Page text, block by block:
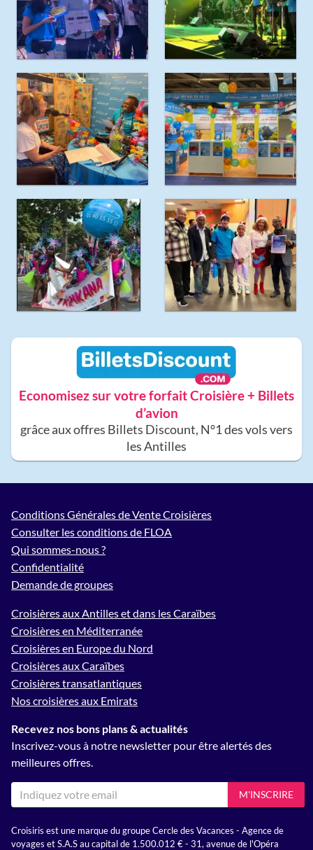
Economisez sur votre forfait Croisière + Billets
d’avion
grâce aux offres Billets Discount, N°1 des vols vers
les Antilles
Conditions Générales de Vente Croisières
Consulter les conditions de FLOA
Qui sommes-nous ?
Confidentialité
Demande de groupes
Croisières aux Antilles et dans les Caraïbes
Croisières en Méditerranée
Croisières en Europe du Nord
Croisières aux Caraïbes
Croisières transatlantiques
Nos croisières aux Emirats
Recevez nos bons plans & actualités
Inscrivez-vous à notre newsletter pour être alertés des
meilleures offres.
M'INSCRIRE
Croisiris est une marque du groupe Cercle des Vacances - Agence de
voyages et S.A.S au capital de 1.500.012 € - 31, avenue de l'Opéra